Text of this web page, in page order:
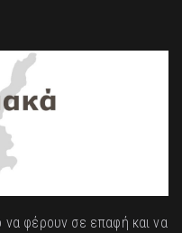
φέρουν σε επαφή και να